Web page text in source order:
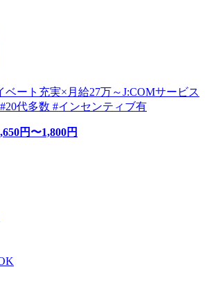
ート充実×月給27万～J:COMサービス
代多数 #インセンティブ有
円〜1,800円